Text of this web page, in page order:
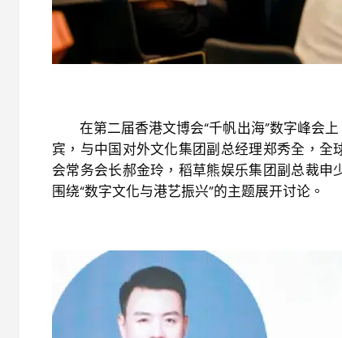
在第二届香港文博会“千帆出海”数字峰会上
宾，与中国对外文化集团副总经理郑秀全，
会常务会长郝金玲，稻草熊娱乐集团副总裁
围绕“数字文化与港艺振兴”的主题展开讨论。